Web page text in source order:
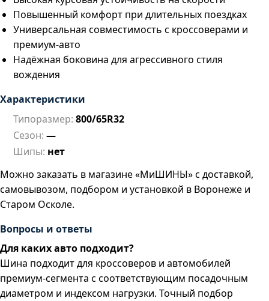
Повышенный комфорт при длительных поездках
Универсальная совместимость с кроссоверами и
премиум-авто
Надёжная боковина для агрессивного стиля
вождения
Характеристики
Типоразмер: 800/65R32
Сезон: —
Шипы: нет
Можно заказать в магазине «МиШИНЫ» с доставкой,
самовывозом, подбором и установкой в Воронеже и
Старом Осколе.
Вопросы и ответы
Для каких авто подходит?
Шина подходит для кроссоверов и автомобилей
премиум-сегмента с соответствующим посадочным
диаметром и индексом нагрузки. Точный подбор